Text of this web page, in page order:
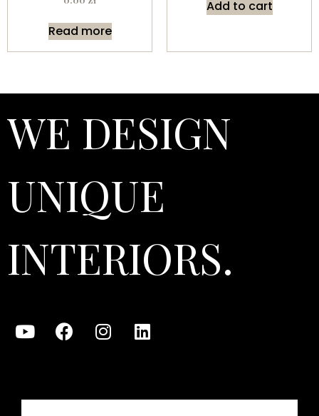
Read more
Add to cart
WE DESIGN
UNIQUE
INTERIORS.